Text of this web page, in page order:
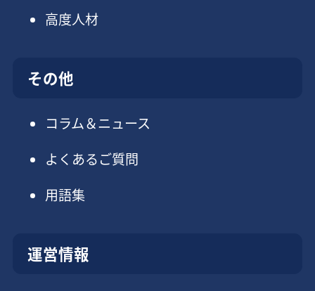
高度人材
その他
コラム＆ニュース
よくあるご質問
用語集
運営情報